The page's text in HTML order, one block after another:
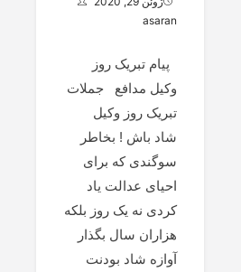
asaran
پیام تبریک روز
وکیل مدافع جملات
تبریک روز وکیل
شاد باش ! بخاطر
سوگندی که برای
احیای عدالت یاد
کردی نه یک روز بلکه
هزاران سال بگذار
آوازه شاد بودنت